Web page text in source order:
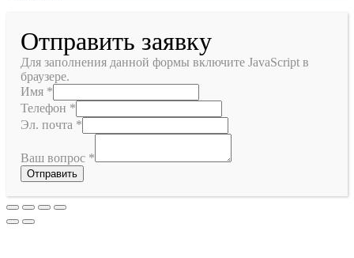
Отправить заявку
Для заполнения данной формы включите JavaScript в
браузере.
Имя *
Телефон *
Эл. почта *
Ваш вопрос *
Отправить